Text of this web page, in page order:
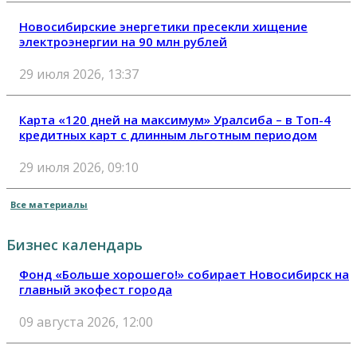
Новосибирские энергетики пресекли хищение
электроэнергии на 90 млн рублей
29 июля 2026, 13:37
Карта «120 дней на максимум» Уралсиба – в Топ-4
кредитных карт с длинным льготным периодом
29 июля 2026, 09:10
Все материалы
Бизнес календарь
Фонд «Больше хорошего!» собирает Новосибирск на
главный экофест города
09 августа 2026, 12:00